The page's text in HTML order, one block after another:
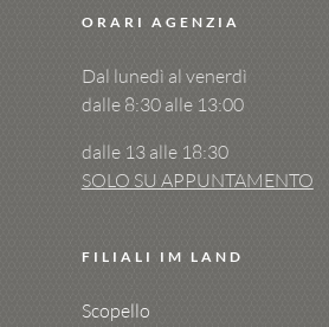
ORARI AGENZIA
Dal lunedì al venerdì
dalle 8:30 alle 13:00
dalle 13 alle 18:30
SOLO SU APPUNTAMENTO
FILIALI IM LAND
Scopello